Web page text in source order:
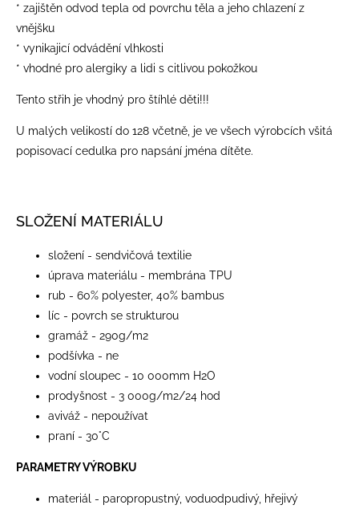
* zajištěn odvod tepla od povrchu těla a jeho chlazení z
vnějšku
* vynikajicí odvádění vlhkosti
* vhodné pro alergiky a lidi s citlivou pokožkou
Tento střih je vhodný pro štíhlé děti!!!
​U malých velikostí do 128 včetně, je ve všech výrobcích všitá
popisovací cedulka pro napsání jména dítěte.
SLOŽENÍ MATERIÁLU
složení - sendvičová textilie
úprava materiálu - membrána TPU
rub - 60% polyester, 40% bambus
líc - povrch se strukturou
gramáž - 290g/m2
podšívka - ne
vodní sloupec - 10 000mm H2O
prodyšnost - 3 000g/m2/24 hod
aviváž - nepoužívat
praní - 30°C
PARAMETRY VÝROBKU
materiál - paropropustný, voduodpudivý, hřejivý